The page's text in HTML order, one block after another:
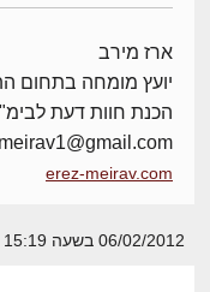
ארז מירב
יועץ מומחה בתחום
הכנת חוות דעת
erez-meirav.com
06/02/2012 בשעה 15:19